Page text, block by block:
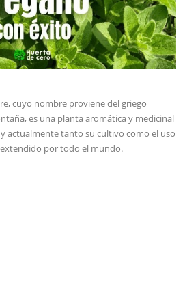
cuyo nombre proviene del griego
es una planta aromática y medicinal
actualmente tanto su cultivo como el uso
por todo el mundo.